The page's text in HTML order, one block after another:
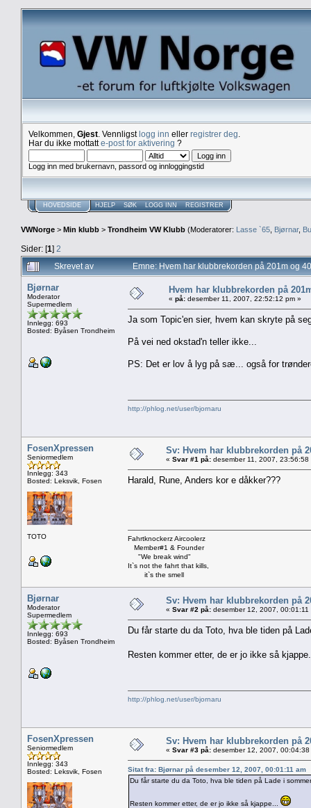
Velkommen, Gjest . Vennligstlogg inn eller registrer deg
Har du ikke mottatte-post for aktivering ?
Logg inn med brukernavn, passord og innloggingstid
HOVEDSIDE HJELP SØK LOGG INN REGISTRER
VWNorge > Min klubb > Trondheim VW Klubb (Moderatorer: Lasse `65 Bjørnar,
Sider: [1] 2
Skrevet av
Emne: Hvem har klubbrekorden på 201m og
Bjørnar
Moderator
Supermedlem
Innlegg: 693
Bosted: Byåsen Trondheim
Hvem har klubbrekorden på
« på: desember 11, 2007, 22:52:12 pm »
Ja som Topic'en sier, hvem kan skryte på
På vei ned okstad'n teller ikke...
PS: Det er lov å lyg på sæ... også for
http://phlog.net/user/bjornaru
FosenXpressen
Seniormedlem
Innlegg: 343
Bosted: Leksvik, Fosen
TOTO
Sv: Hvem har klubbrekorden på
« Svar #1 på: desember 11, 2007, 23:56:58
Harald, Rune, Anders kor e dåkker???
Fahrtknockerz Aircoolerz
Member#1 & Founder
"We break wind"
It`s not the fahrt that kills,
it`s the smell
Bjørnar
Moderator
Supermedlem
Innlegg: 693
Bosted: Byåsen Trondheim
Sv: Hvem har klubbrekorden på
« Svar #2 på: desember 12, 2007, 00:01:11
Du får starte du da Toto, hva ble tiden på
Resten kommer etter, de er jo ikke så
http://phlog.net/user/bjornaru
FosenXpressen
Seniormedlem
Innlegg: 343
Bosted: Leksvik, Fosen
Sv: Hvem har klubbrekorden på
« Svar #3 på: desember 12, 2007, 00:04:38
Sitat fra: Bjørnar på desember 12, 2007, 00:01:11 am
Du får starte du da Toto, hva ble tiden på Lade i
Resten kommer etter, de er jo ikke så kjappe...